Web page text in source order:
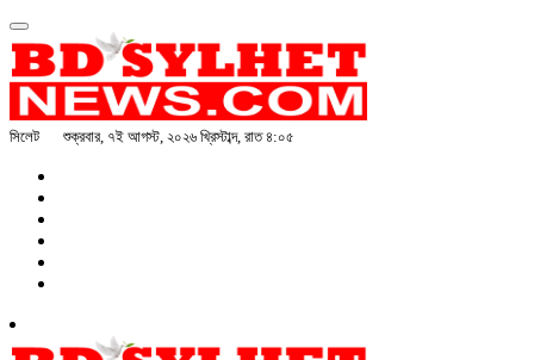
সিলেট শুক্রবার, ৭ই আগস্ট, ২০২৬ খ্রিস্টাব্দ, রাত ৪:০৫